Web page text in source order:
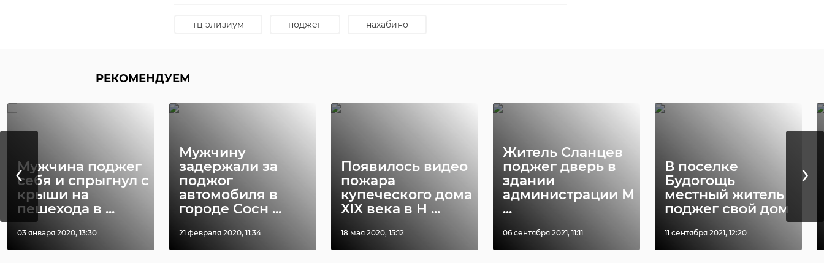
тц элизиум поджег нахабино
РЕКОМЕНДУЕМ
Мужчина поджег
себя и спрыгнул с
крыши на
пешехода в ...
03 января 2020, 13:30
Мужчину
задержали за
поджог
автомобиля в
городе Сосн ...
21 февраля 2020, 11:34
Появилось видео
пожара
купеческого дома
XIX века в Н ...
18 мая 2020, 15:12
Житель Сланцев
поджег дверь в
здании
администрации М
...
06 сентября 2021, 11:11
В поселке
Будогощь
местный житель
поджег свой дом
11 сентября 2021, 12:20
‹ ›
обращайте внимание на дату производство, условия хранения и срок